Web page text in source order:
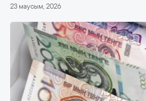
23 маусым, 2026